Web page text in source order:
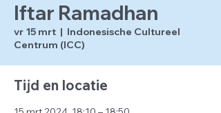
Iftar Ramadhan
vr 15 mrt
  |
Indonesische Cultureel
Centrum (ICC)
Tijd en locatie